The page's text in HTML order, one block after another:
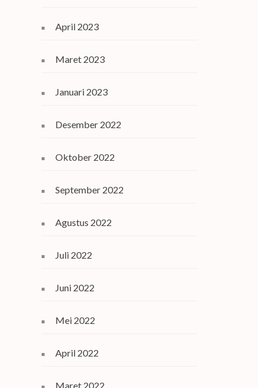
April 2023
Maret 2023
Januari 2023
Desember 2022
Oktober 2022
September 2022
Agustus 2022
Juli 2022
Juni 2022
Mei 2022
April 2022
Maret 2022